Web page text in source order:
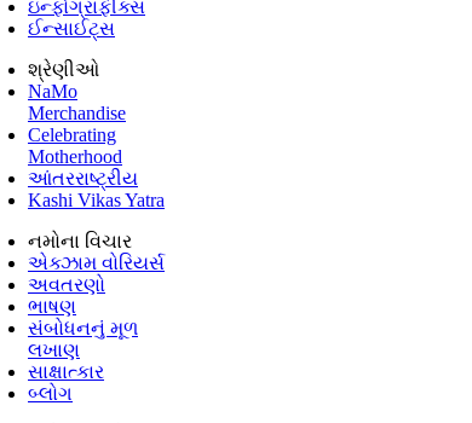
ઇન્ફોગ્રાફીક્સ
ઈન્સાઈટ્સ
શ્રેણીઓ
NaMo
Merchandise
Celebrating
Motherhood
આંતરરાષ્ટ્રીય
Kashi Vikas Yatra
નમોના વિચાર
એક્ઝામ વોરિયર્સ
અવતરણો
ભાષણ
સંબોધનનું મૂળ
લખાણ
સાક્ષાત્કાર
બ્લોગ